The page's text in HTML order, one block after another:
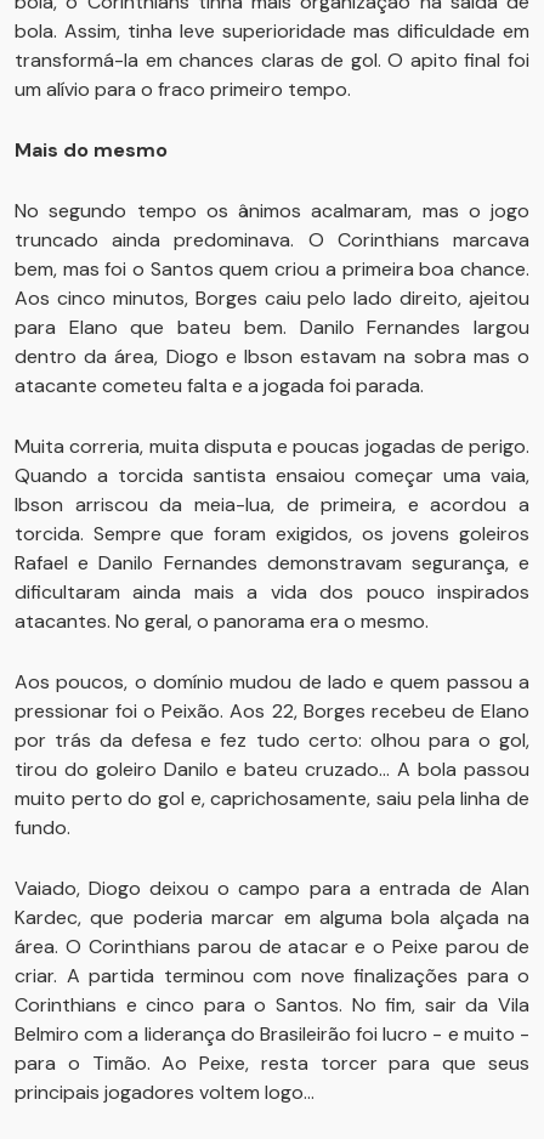
bola. Assim, tinha leve superioridade mas dificuldade em
transformá-la em chances claras de gol. O apito final foi
um alívio para o fraco primeiro tempo.
Mais do mesmo
No segundo tempo os ânimos acalmaram, mas o jogo
truncado ainda predominava. O Corinthians marcava
bem, mas foi o Santos quem criou a primeira boa chance.
Aos cinco minutos, Borges caiu pelo lado direito, ajeitou
para Elano que bateu bem. Danilo Fernandes largou
dentro da área, Diogo e Ibson estavam na sobra mas o
atacante cometeu falta e a jogada foi parada.
Muita correria, muita disputa e poucas jogadas de perigo.
Quando a torcida santista ensaiou começar uma vaia,
Ibson arriscou da meia-lua, de primeira, e acordou a
torcida. Sempre que foram exigidos, os jovens goleiros
Rafael e Danilo Fernandes demonstravam segurança, e
dificultaram ainda mais a vida dos pouco inspirados
atacantes. No geral, o panorama era o mesmo.
Aos poucos, o domínio mudou de lado e quem passou a
pressionar foi o Peixão. Aos 22, Borges recebeu de Elano
por trás da defesa e fez tudo certo: olhou para o gol,
tirou do goleiro Danilo e bateu cruzado... A bola passou
muito perto do gol e, caprichosamente, saiu pela linha de
fundo.
Vaiado, Diogo deixou o campo para a entrada de Alan
Kardec, que poderia marcar em alguma bola alçada na
área. O Corinthians parou de atacar e o Peixe parou de
criar. A partida terminou com nove finalizações para o
Corinthians e cinco para o Santos. No fim, sair da Vila
Belmiro com a liderança do Brasileirão foi lucro - e muito -
para o Timão. Ao Peixe, resta torcer para que seus
principais jogadores voltem logo...